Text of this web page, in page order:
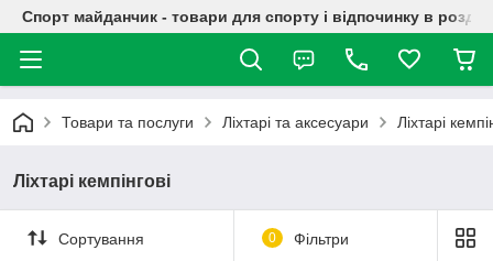
Спорт майданчик - товари для спорту і відпочинку в
Товари та послуги Ліхтарі та аксесуари Ліхтарі
Ліхтарі кемпінгові
Сортування 0 Фільтри